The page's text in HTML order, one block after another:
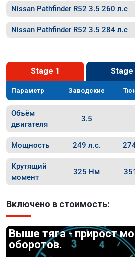
Nissan Pathfinder R52 3.5 260 л.с
Nissan Pathfinder R52 3.5 284 л.с
Stage 1 Stage
Параметр Заводские
Объём
двигателя
3.5
Мощность 249 л.с.
Крутящий
момент
325 Нм
Включено в стоимость:
Выше тяга - прирост
оборотов.